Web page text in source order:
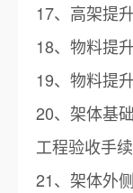
17、高架提
18、物料提
19、物料提
20、架体基
工程验收手续
21、架体外